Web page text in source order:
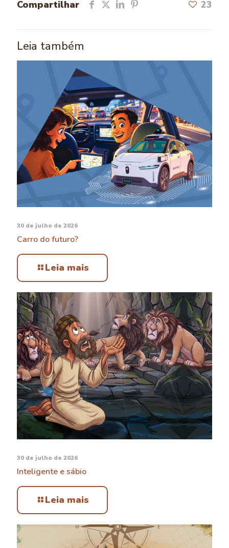
Compartilhar 23
Leia também
30 de julho de 2026
Carro do futuro?
Leia mais
30 de julho de 2026
Inteligente e sábio
Leia mais